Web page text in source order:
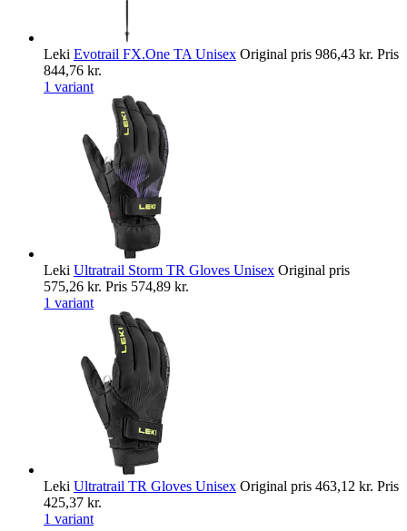
Leki Evotrail FX.One TA Unisex Original pris 986,43 kr. Pris
844,76 kr.
1 variant
Leki Ultratrail Storm TR Gloves Unisex Original pris
575,26 kr. Pris 574,89 kr.
1 variant
Leki Ultratrail TR Gloves Unisex Original pris 463,12 kr. Pris
425,37 kr.
1 variant